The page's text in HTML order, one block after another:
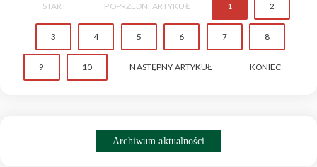
START POPRZEDNI ARTYKUŁ 1 2
3 4 5 6 7 8
9 10 NASTĘPNY ARTYKUŁ KONIEC
Archiwum aktualności